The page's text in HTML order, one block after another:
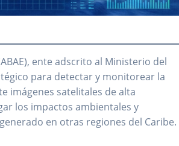
ente adscrito al Ministerio del
para detectar y monitorear la
imágenes satelitales de alta
los impactos ambientales y
en otras regiones del Caribe.